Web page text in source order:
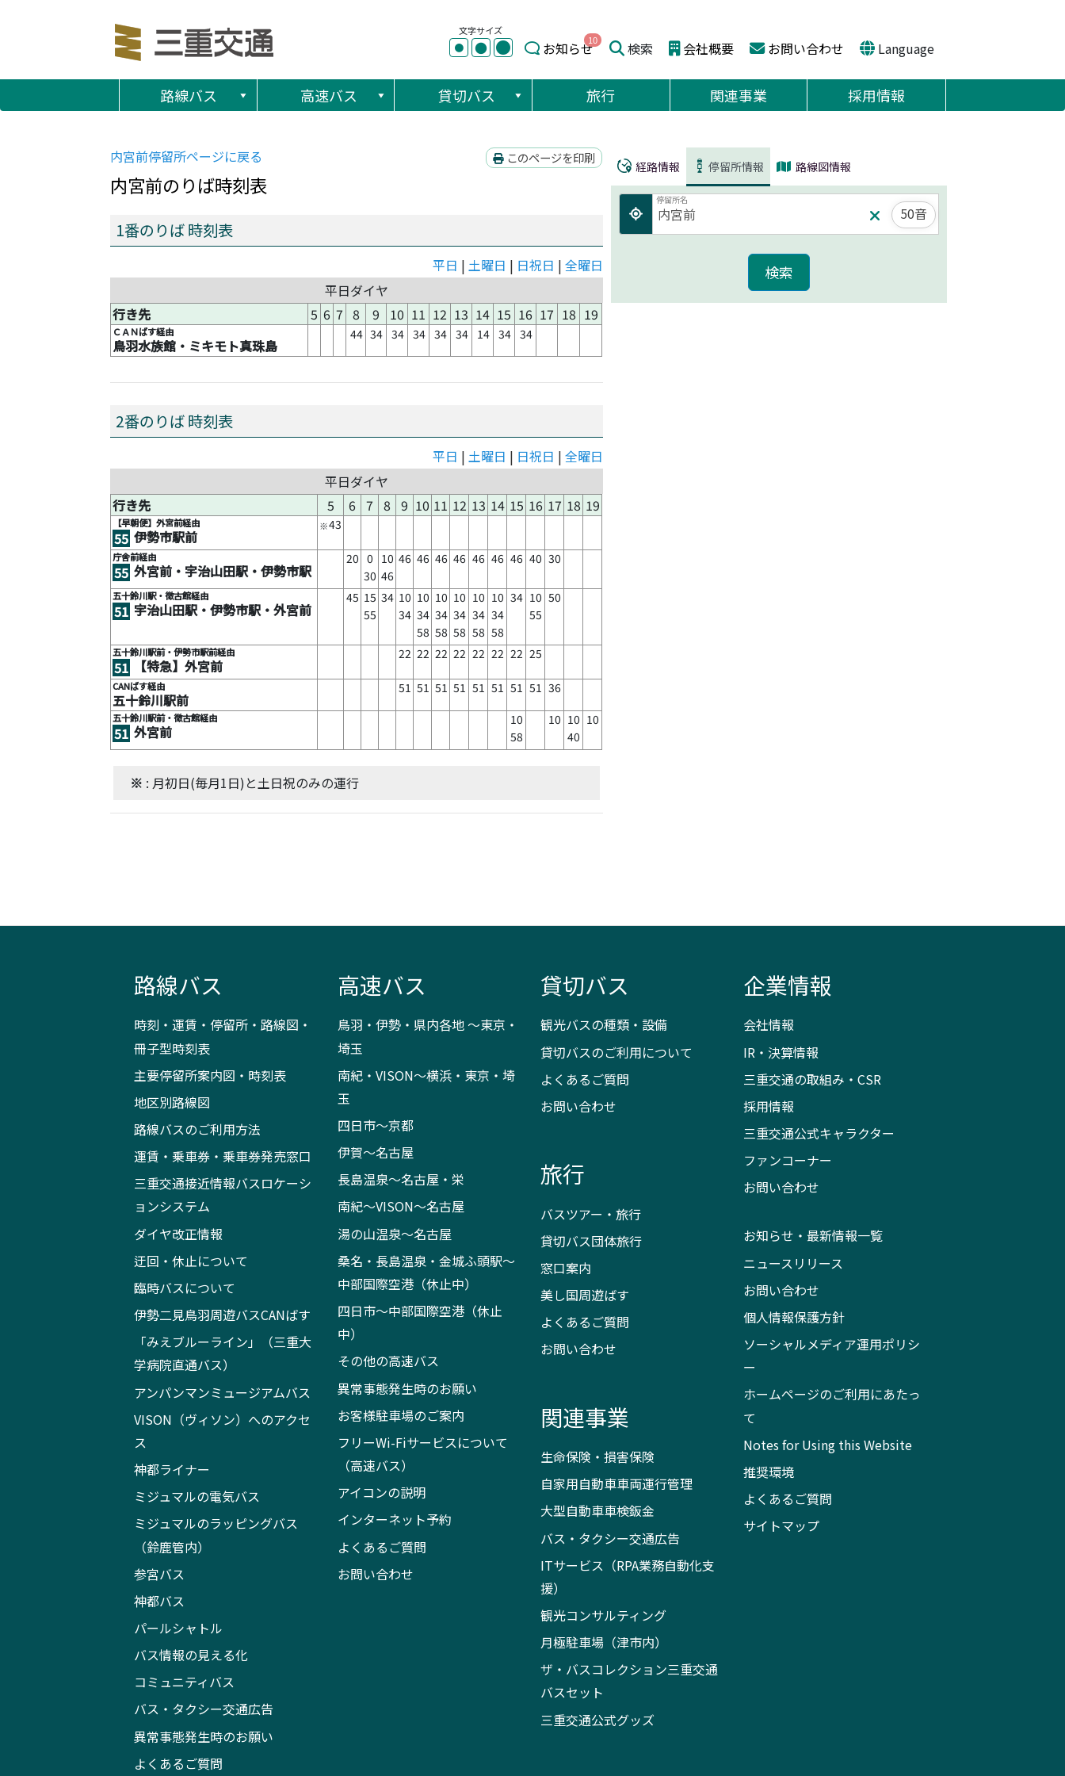
文字サイズ
● ● ● お知らせ10 検索 会社概要 お問い合わせ Language
路線バス 高速バス 貸切バス 旅行 関連事業 採用情報
このページを印刷
内宮前停留所ページに戻る
内宮前のりば時刻表
1番のりば 時刻表
平日 | 土曜日 | 日祝日 | 全曜日
平日ダイヤ
行き先
5 6 7 8 9 10 11 12 13 14 15 16 17 18 19
ＣＡＮばす経由
鳥羽水族館・ミキモト真珠島
44 34 34 34 34 34 14 34 34
2番のりば 時刻表
平日 | 土曜日 | 日祝日 | 全曜日
平日ダイヤ
行き先
5 6 7 8 9 10 11 12 13 14 15 16 17 18 19
【早朝便】外宮前経由
55 伊勢市駅前
※43
庁舎前経由
55 外宮前・宇治山田駅・伊勢市駅
20 0
30
10
46
46 46 46 46 46 46 46 40 30
五十鈴川駅・徴古館経由
51 宇治山田駅・伊勢市駅・外宮前
45 15
55
34 10
34
10
34
58
10
34
58
10
34
58
10
34
58
10
34
58
34 10
55
50
五十鈴川駅前・伊勢市駅前経由
51 【特急】外宮前
22 22 22 22 22 22 22 25
CANばす経由
五十鈴川駅前
51 51 51 51 51 51 51 51 36
五十鈴川駅前・徴古館経由
51 外宮前
10
58
10 10
40
10
※ : 月初日(毎月1日)と土日祝のみの運行
経路情報 停留所情報 路線図情報
停留所名
50音
路線バス
時刻・運賃・停留所・路線図・
冊子型時刻表
主要停留所案内図・時刻表
地区別路線図
路線バスのご利用方法
運賃・乗車券・乗車券発売窓口
三重交通接近情報バスロケーシ
ョンシステム
ダイヤ改正情報
迂回・休止について
臨時バスについて
伊勢二見鳥羽周遊バスCANばす
「みえブルーライン」（三重大
学病院直通バス）
アンパンマンミュージアムバス
VISON（ヴィソン）へのアクセ
ス
神都ライナー
ミジュマルの電気バス
ミジュマルのラッピングバス
（鈴鹿管内）
参宮バス
神都バス
パールシャトル
バス情報の見える化
コミュニティバス
バス・タクシー交通広告
異常事態発生時のお願い
よくあるご質問
高速バス
鳥羽・伊勢・県内各地 ～東京・
埼玉
南紀・VISON～横浜・東京・埼
玉
四日市～京都
伊賀～名古屋
長島温泉～名古屋・栄
南紀～VISON～名古屋
湯の山温泉～名古屋
桑名・長島温泉・金城ふ頭駅～
中部国際空港（休止中）
四日市～中部国際空港（休止
中）
その他の高速バス
異常事態発生時のお願い
お客様駐車場のご案内
フリーWi-Fiサービスについて
（高速バス）
アイコンの説明
インターネット予約
よくあるご質問
お問い合わせ
貸切バス
観光バスの種類・設備
貸切バスのご利用について
よくあるご質問
お問い合わせ
旅行
バスツアー・旅行
貸切バス団体旅行
窓口案内
美し国周遊ばす
よくあるご質問
お問い合わせ
関連事業
生命保険・損害保険
自家用自動車車両運行管理
大型自動車車検鈑金
バス・タクシー交通広告
ITサービス（RPA業務自動化支
援）
観光コンサルティング
月極駐車場（津市内）
ザ・バスコレクション三重交通
バスセット
三重交通公式グッズ
企業情報
会社情報
IR・決算情報
三重交通の取組み・CSR
採用情報
三重交通公式キャラクター
ファンコーナー
お問い合わせ
お知らせ・最新情報一覧
ニュースリリース
お問い合わせ
個人情報保護方針
ソーシャルメディア運用ポリシ
ー
ホームページのご利用にあたっ
て
Notes for Using this Website
推奨環境
よくあるご質問
サイトマップ